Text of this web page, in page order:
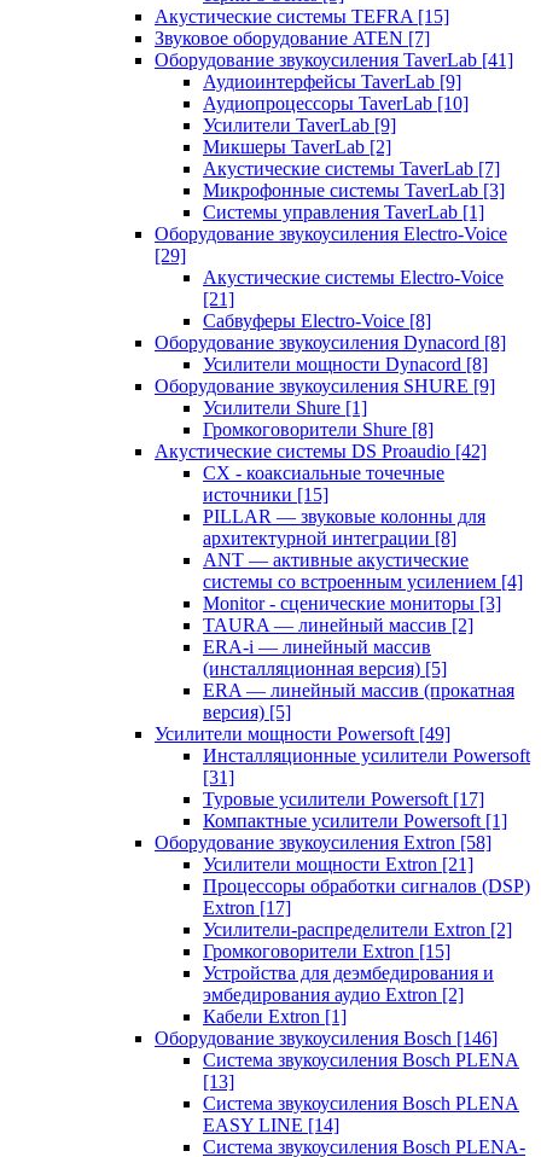
Акустические системы TEFRA [15]
Звуковое оборудование ATEN [7]
Оборудование звукоусиления TaverLab [41]
Аудиоинтерфейсы TaverLab [9]
Аудиопроцессоры TaverLab [10]
Усилители TaverLab [9]
Микшеры TaverLab [2]
Акустические системы TaverLab [7]
Микрофонные системы TaverLab [3]
Системы управления TaverLab [1]
Оборудование звукоусиления Electro-Voice
[29]
Акустические системы Electro-Voice
[21]
Сабвуферы Electro-Voice [8]
Оборудование звукоусиления Dynacord [8]
Усилители мощности Dynacord [8]
Оборудование звукоусиления SHURE [9]
Усилители Shure [1]
Громкоговорители Shure [8]
Акустические системы DS Proaudio [42]
CX - коаксиальные точечные
источники [15]
PILLAR — звуковые колонны для
архитектурной интеграции [8]
ANT — активные акустические
системы со встроенным усилением [4]
Monitor - сценические мониторы [3]
TAURA — линейный массив [2]
ERA-i — линейный массив
(инсталляционная версия) [5]
ERA — линейный массив (прокатная
версия) [5]
Усилители мощности Powersoft [49]
Инсталляционные усилители Powersoft
[31]
Туровые усилители Powersoft [17]
Компактные усилители Powersoft [1]
Оборудование звукоусиления Extron [58]
Усилители мощности Extron [21]
Процессоры обработки сигналов (DSP)
Extron [17]
Усилители-распределители Extron [2]
Громкоговорители Extron [15]
Устройства для деэмбедирования и
эмбедирования аудио Extron [2]
Кабели Extron [1]
Оборудование звукоусиления Bosch [146]
Система звукоусиления Bosch PLENA
[13]
Система звукоусиления Bosch PLENA
EASY LINE [14]
Система звукоусиления Bosch PLENA-